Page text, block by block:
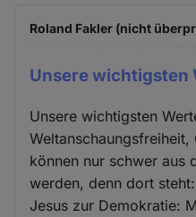
Roland Fakler (nicht
Unsere wichtigsten
Unsere wichtigsten
können nur schwer aus
werden, denn dort steht:
Jesus zur Demokratie: